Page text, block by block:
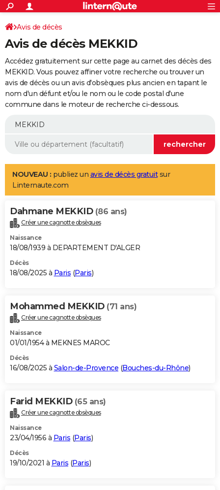
ACTUALITÉS
Politique
Société
Faits Divers
Education
Monde
Villes
+
SPORT
Coupe du monde 2026
Football
Tennis
Cyclisme
Rugby
Forum
Programme TV
TNT
Streaming
Cinéma
Sorties cinéma
Musique
+
FINANCE
Retraite
Epargne
Immobilier
Risques naturels par ville
Banque
Assurance
AUTO
Essais
Réserver un essai
Citadines
Berlines
SUV
Forum auto
+
Mobiles
Meilleur smartphone
Internet
Ordinateurs
Jeux vidéo
Guide high-tech
Aménagement intérieur
LIFESTYLE
Art de vivre
Bien-être
Loisirs
Mode
Modes de vie
Alimentation
Guide de la santé
Maladies
Médicaments
Sommeil
VOYAGE
Destinations
City break
Voyage nature
Voyage de noces
Forum
Climat
+PHOTO
GUIDES D'ACHAT
BONS PLANS
Carte de Noël
Carte Bonne année
Carte Saint-Valentin
Carte Pâques
Carte d'anniversaire
DICTIONNAIRE
Dictionnaire
Biographies
Citations
Expressions
Proverbes
PROGRAMME TV
S'inscrire
Se connecter
Lycées
Collèges
Primaires
Universités
Entreprises
Service militaire
Avis de recherche
AVIS DE DÉCÈS
Bricolage
Lifestyle
Culture
Sport
Auto
Television
Voyage
Cinema
Avis de décès
Avis de décès MEKKID
Accédez gratuitement sur cette page au carnet des décès des
MEKKID. Vous pouvez affiner votre recherche ou trouver un
avis de décès ou un avis d'obsèques plus ancien en tapant le
nom d'un défunt et/ou le nom ou le code postal d'une
commune dans le moteur de recherche ci-dessous.
NOUVEAU : publiez un avis de décès gratuitsur
Linternaute.com
Dahmane MEKKID (86 ans)
Créer une cagnotte obsèques
Naissance
18/08/1939 à DEPARTEMENT D'ALGER
Décès
18/08/2025 à Paris (Paris)
Mohammed MEKKID (71 ans)
Créer une cagnotte obsèques
Naissance
01/01/1954 à MEKNES MAROC
Décès
16/08/2025 à Salon-de-Provence (Bouches-du-Rhône)
Farid MEKKID (65 ans)
Créer une cagnotte obsèques
Naissance
23/04/1956 à Paris (Paris)
Décès
19/10/2021 à Paris (Paris)